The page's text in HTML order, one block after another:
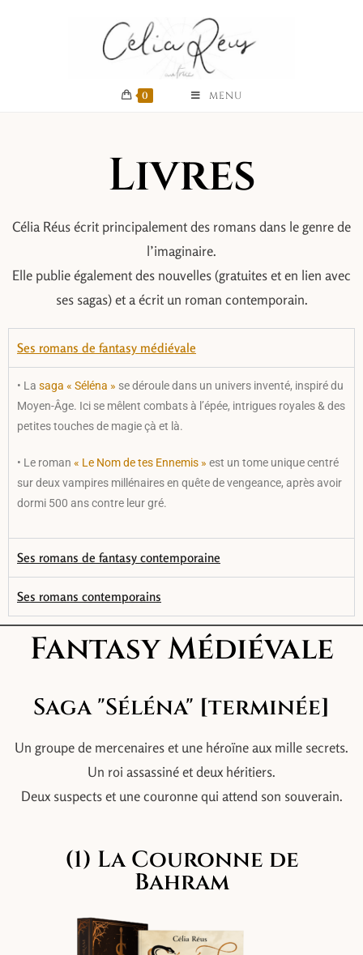
0 MENU
Livres
Célia Réus écrit principalement des romans dans le genre de
l’imaginaire.
Elle publie également des nouvelles (gratuites et en lien avec
ses sagas) et a écrit un roman contemporain.
Ses romans de fantasy médiévale
• La saga « Séléna » se déroule dans un univers inventé, inspiré du
Moyen-Âge. Ici se mêlent combats à l’épée, intrigues royales & des
petites touches de magie çà et là.
• Le roman « Le Nom de tes Ennemis » est un tome unique centré
sur deux vampires millénaires en quête de vengeance, après avoir
dormi 500 ans contre leur gré.
Ses romans de fantasy contemporaine
Ses romans contemporains
Fantasy Médiévale
Saga "Séléna" [terminée]
Un groupe de mercenaires et une héroïne aux mille secrets.
Un roi assassiné et deux héritiers.
Deux suspects et une couronne qui attend son souverain.
(1) La Couronne de
Bahram